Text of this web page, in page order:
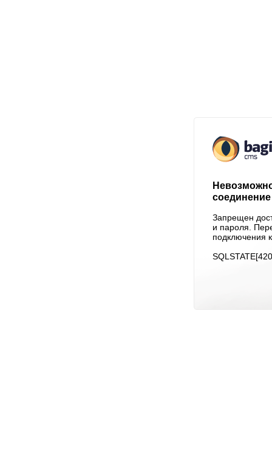
Запрещен
и пароля.
подключения